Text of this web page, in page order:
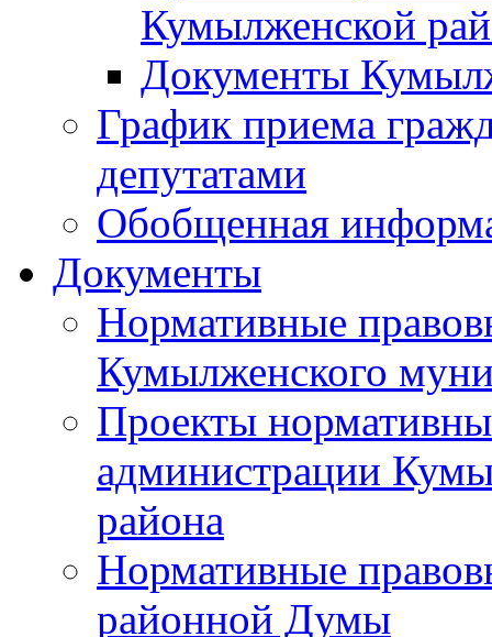
Кумылженской
Документы
График приема
депутатами
Обобщенная
Документы
Нормативные
Кумылженского
Проекты
администрации
района
Нормативные
районной Думы